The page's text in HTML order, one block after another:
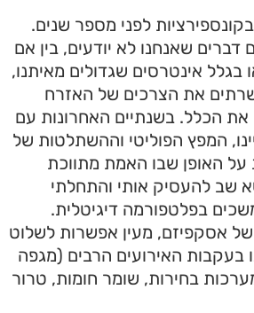
לפני מספר שנים.
דברים שאנחנו לא יודעים, בין אם
בגלל אינטרסים שגדולים מאיתנו,
את הצרכים של האזרח
הכלל. בשנתיים האחרונות עם
המפץ הפוליטי וההשתלטות של
האופן שבו האמת מתווכת
שב להעסיק אותי והתחלתי
בפלטפורמה דיגיטלית.
אסקפיזם, מעין אפשרות לשלוט
בעקבות האירועים הרבים (מגפה
בחירות, שומר חומות, טרור